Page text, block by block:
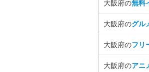
大阪府の無料
大阪府のグル
大阪府のフリ
大阪府のアニ